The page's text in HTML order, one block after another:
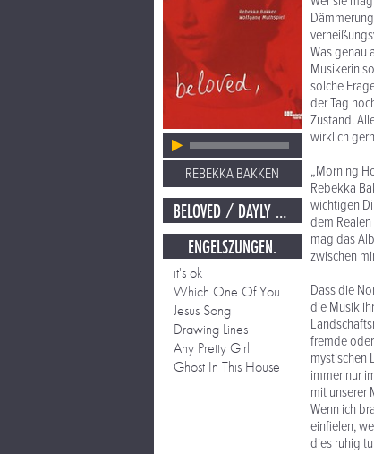
REBEKKA BAKKEN
BELOVED / DAYLY MIRROR
ENGELSZUNGEN.
it's ok
Which One Of Your Lovers
Jesus Song
Drawing Lines
Any Pretty Girl
Ghost In This House
Was genau
Musikerin
solche
der Tag
Zustand.
wirklich
„Morning
Rebekka
wichtigen
dem
mag das
zwischen
Dass die
die Musik
fremde
mystischen
immer nur
mit unserer
Wenn ich
einfielen,
dies ruhig